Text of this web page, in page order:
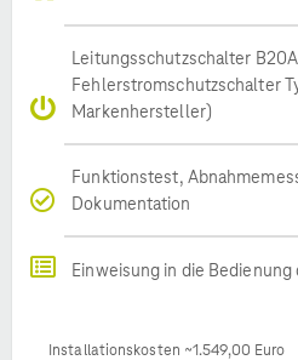
Leitungsschutzschalter
Fehlerstromschutzschalter
Markenhersteller)
Funktionstest,
Dokumentation
Einweisung in die
Installationskosten ~1.549,00 Euro